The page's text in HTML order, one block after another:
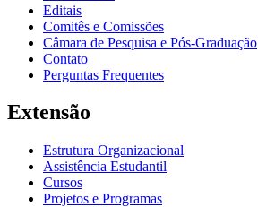
Editais
Comitês e Comissões
Câmara de Pesquisa e Pós-Graduação
Contato
Perguntas Frequentes
Extensão
Estrutura Organizacional
Assistência Estudantil
Cursos
Projetos e Programas